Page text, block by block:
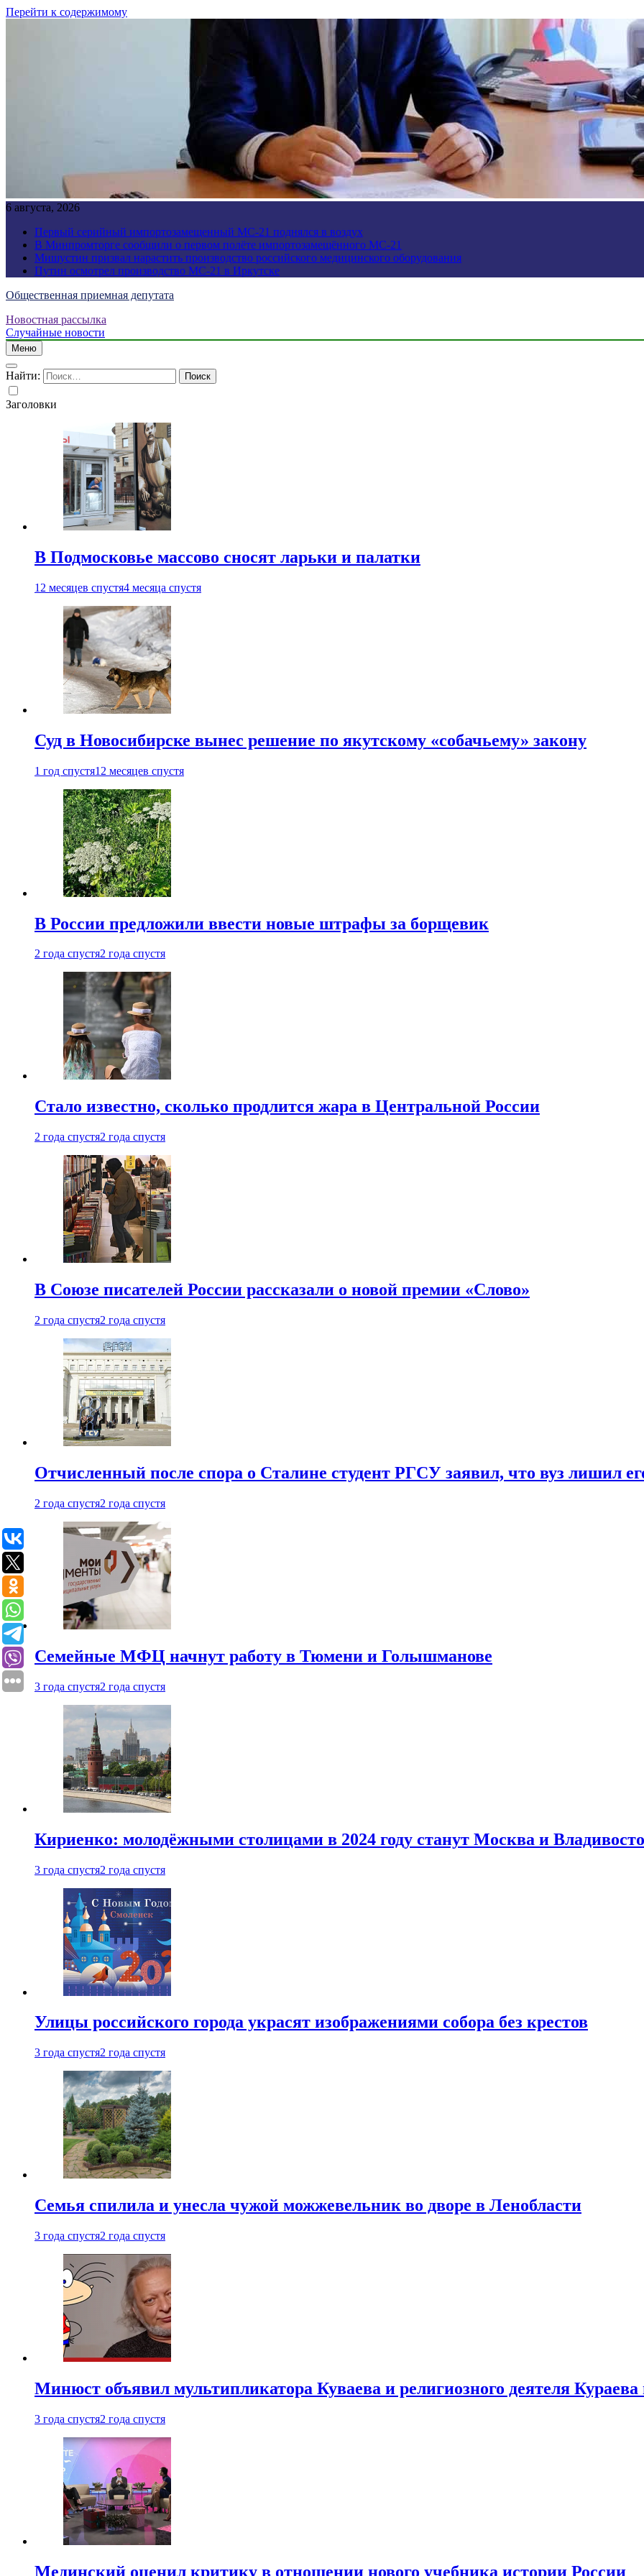
Перейти к содержимому
6 августа, 2026
Первый серийный импортозамещенный МС-21 поднялся в воздух
В Минпромторге сообщили о первом полёте импортозамещённого МС-21
Мишустин призвал нарастить производство российского медицинского оборудования
Путин осмотрел производство МС-21 в Иркутске
Общественная приемная депутата
Новостная рассылка
Случайные новости
Меню
Найти:
Заголовки
В Подмосковье массово сносят ларьки и палатки
12 месяцев спустя4 месяца спустя
Суд в Новосибирске вынес решение по якутскому «собачьему» закону
1 год спустя12 месяцев спустя
В России предложили ввести новые штрафы за борщевик
2 года спустя2 года спустя
Стало известно, сколько продлится жара в Центральной России
2 года спустя2 года спустя
В Союзе писателей России рассказали о новой премии «Слово»
2 года спустя2 года спустя
Отчисленный после спора о Сталине студент РГСУ заявил, что вуз лишил
2 года спустя2 года спустя
Семейные МФЦ начнут работу в Тюмени и Голышманове
3 года спустя2 года спустя
Кириенко: молодёжными столицами в 2024 году станут Москва и
3 года спустя2 года спустя
Улицы российского города украсят изображениями собора без крестов
3 года спустя2 года спустя
Семья спилила и унесла чужой можжевельник во дворе в Ленобласти
3 года спустя2 года спустя
Минюст объявил мультипликатора Куваева и религиозного деятеля
3 года спустя2 года спустя
Мединский оценил критику в отношении нового учебника истории России